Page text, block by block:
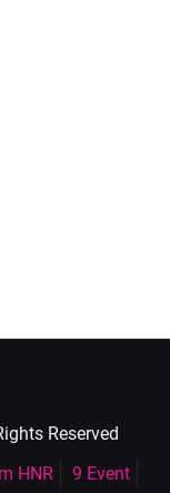
Reserved
HNR
9 Event